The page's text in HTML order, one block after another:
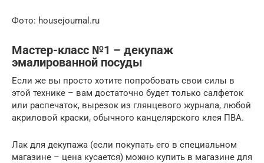
Фото: housejournal.ru
Мастер-класс №1 – декупаж
эмалированной посуды
Если же вы просто хотите попробовать свои силы в
этой технике – вам достаточно будет только салфеток
или распечаток, вырезок из глянцевого журнала, любой
акриловой краски, обычного канцелярского клея ПВА.
Лак для декупажа (если покупать его в специальном
магазине – цена кусается) можно купить в магазине для